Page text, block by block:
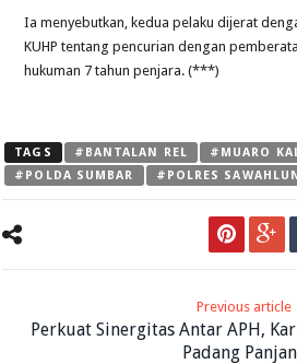
Ia menyebutkan, kedua pelaku dijerat
KUHP tentang pencurian dengan
hukuman 7 tahun penjara. (***)
TAGS #BANTALAN REL
#MUARO
#POLDA SUMBAR
#POLRES
Previous article
Perkuat Sinergitas Antar APH,
Padang